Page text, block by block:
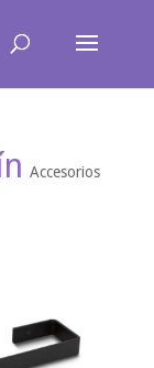
Accesorios